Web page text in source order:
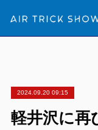
2024.09.20 09:15
軽井沢に再